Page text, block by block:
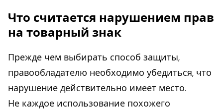
Что считается нарушением прав
на товарный знак
Прежде чем выбирать способ защиты,
правообладателю необходимо убедиться, что
нарушение действительно имеет место.
Не каждое использование похожего